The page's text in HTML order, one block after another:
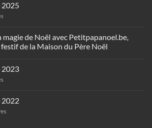
magie de Noël avec Petitpapanoel.be,
de la Maison du Père Noël